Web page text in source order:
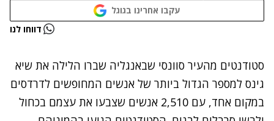
עקבו אחרינו בגוגל
נתקלנו בבעיה דווחו לנו
סטודנטים מהעיר סוונסי שבאנגליה שברו הלילה את שיא
גינס למספר הגדול ביותר של אנשים המחופשים לדרדסים
במקום אחד, עם 2,510 אנשים שצבעו את עצמם בכחול